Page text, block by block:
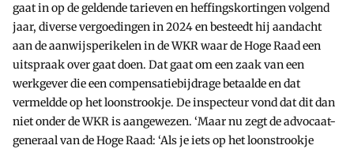
gaat in op de geldende tarieven en heffingskortingen volgend
jaar, diverse vergoedingen in 2024 en besteedt hij aandacht
aan de aanwijsperikelen in de WKR waar de Hoge Raad een
uitspraak over gaat doen. Dat gaat om een zaak van een
werkgever die een compensatiebijdrage betaalde en dat
vermeldde op het loonstrookje. De inspecteur vond dat dit dan
niet onder de WKR is aangewezen. ‘Maar nu zegt de advocaat-
generaal van de Hoge Raad: ‘Als je iets op het loonstrookje